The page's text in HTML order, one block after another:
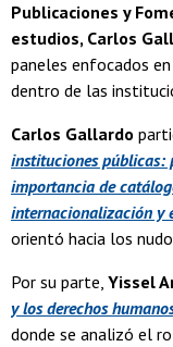
Publicaciones y
estudios, Carlos
paneles enfocados
dentro de las
Carlos Gallardo
instituciones públicas:
importancia de
internacionalización y
orientó hacia los
Por su parte, Yissel
y los derechos
donde se analizó el